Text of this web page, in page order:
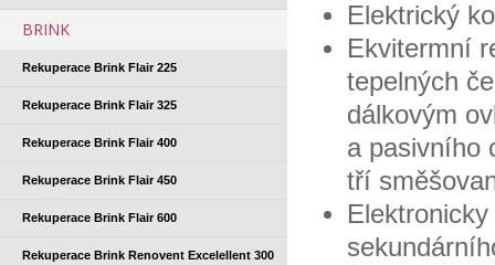
BRINK
Rekuperace Brink Flair 225
Rekuperace Brink Flair 325
Rekuperace Brink Flair 400
Rekuperace Brink Flair 450
Rekuperace Brink Flair 600
Rekuperace Brink Renovent Excelellent 300
Elektrický
Ekvitermní
tepelných
dálkovým
a pasivního
tří